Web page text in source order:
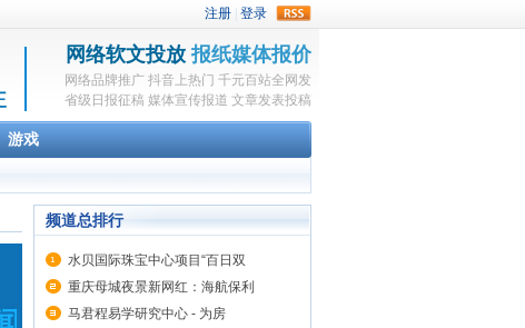
网络软文投放 报纸媒体报价
网络品牌推广 抖音上热门 千元百站全网发
省级日报征稿 媒体宣传报道 文章发表投稿
游戏
频道总排行
水贝国际珠宝中心项目“百日双
重庆母城夜景新网红：海航保利
马君程易学研究中心 - 为房